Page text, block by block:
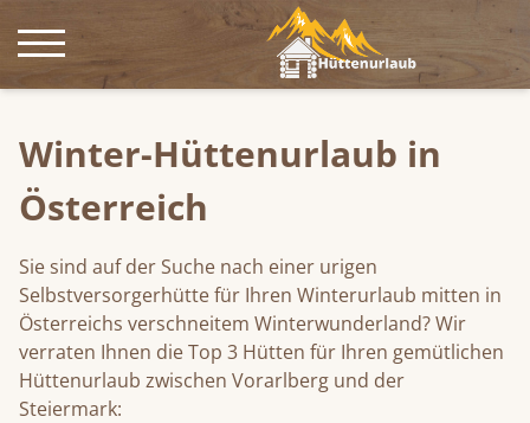
Sommer
Herbst
Winter
Kurz mal weg
Winter-Hüttenurlaub in
Österreich
Sie sind auf der Suche nach einer urigen
Selbstversorgerhütte für Ihren Winterurlaub mitten in
Österreichs verschneitem Winterwunderland? Wir
verraten Ihnen die Top 3 Hütten für Ihren gemütlichen
Hüttenurlaub zwischen Vorarlberg und der
Steiermark: